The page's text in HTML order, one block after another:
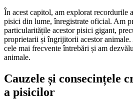
În acest capitol, am explorat recordurile
pisici din lume, înregistrate oficial. Am
particularitățile acestor pisici gigant,
proprietarii și îngrijitorii acestor
cele mai frecvente întrebări și am
animale.
Cauzele și consecințele
a pisicilor